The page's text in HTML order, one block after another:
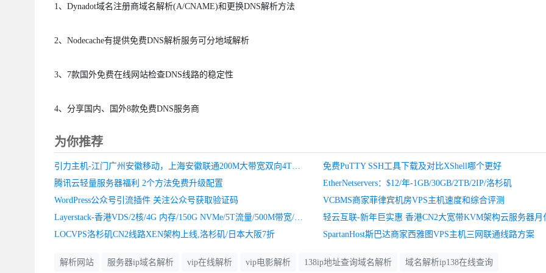
1、Dynadot域名注册商域名解析(A/CNAME)和更换DNS解析方法
2、Nodecache有提供免费DNS解析服务可分地域解析
3、7款国外免费在线网站检查DNS线路的稳定性
4、分享国内、国外8款免费DNS服务商
为你推荐
引力主机-江门广州安徽移动，上海安徽联通200M大带宽双向4T流量云服力器,日本软银云服务器200m限流云服务器,低至33.4元/月
免费PuTTY SSH工具下载及对比XShell哪个更好
腾讯云轻量服务器福利 2个方法免费升级配置
EtherNetservers：$12/年-1GB/30GB/2TB/2IP/洛杉矶
WordPress公众号引流插件 关注公众号获取验证码
VCBMS商家菲律宾机房VPS主机速度和综合评测
Layerstack-香港VDS/2核/4G 内存/150G NVMe/5T流量/500M带宽/月付$26.65/KVM/原生IP/电信联通直连/做站
LOCVPS洛杉矶CN2线路XEN架构上线,洛杉矶/日本大阪7折
SpartanHost斯巴达商家西雅图VPS主机三网联通线路方案
解析网站 服务器ip域名解析 vip在线解析 vip电影解析 138ip地址查询域名解析 域名解析ip138在线查询